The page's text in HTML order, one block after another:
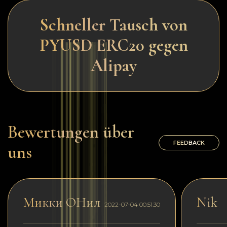
Schneller Tausch von
PYUSD ERC20 gegen
Alipay
Bewertungen über
uns
FEEDBACK
Микки ОНил 2022-07-04 00:51:30 Nik